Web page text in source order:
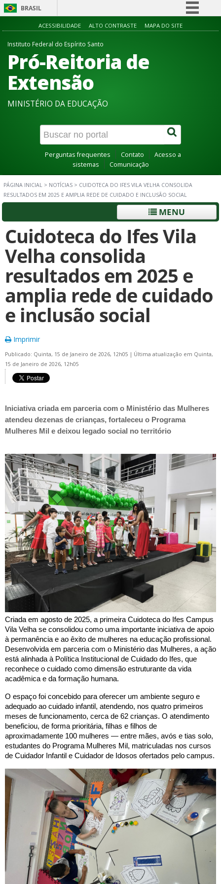
BRASIL
Simplifique!
Acesso à informação
ACESSIBILIDADE ALTO CONTRASTE MAPA DO SITE
Instituto Federal do Espírito Santo
Pró-Reitoria de
Extensão
MINISTÉRIO DA EDUCAÇÃO
Perguntas frequentes Contato
Acesso a
sistemas
Comunicação
PÁGINA INICIAL > NOTÍCIAS > CUIDOTECA DO IFES VILA VELHA CONSOLIDA
RESULTADOS EM 2025 E AMPLIA REDE DE CUIDADO E INCLUSÃO SOCIAL
MENU
Cuidoteca do Ifes Vila
Velha consolida
resultados em 2025 e
amplia rede de cuidado
e inclusão social
Imprimir
Publicado: Quinta, 15 de Janeiro de 2026, 12h05 | Última atualização em Quinta,
15 de Janeiro de 2026, 12h05
Iniciativa criada em parceria com o Ministério das Mulheres
atendeu dezenas de crianças, fortaleceu o Programa
Mulheres Mil e deixou legado social no território
Criada em agosto de 2025, a primeira Cuidoteca do Ifes Campus
Vila Velha se consolidou como uma importante iniciativa de apoio
à permanência e ao êxito de mulheres na educação profissional.
Desenvolvida em parceria com o Ministério das Mulheres, a ação
está alinhada à Política Institucional de Cuidado do Ifes, que
reconhece o cuidado como dimensão estruturante da vida
acadêmica e da formação humana.
O espaço foi concebido para oferecer um ambiente seguro e
adequado ao cuidado infantil, atendendo, nos quatro primeiros
meses de funcionamento, cerca de 62 crianças. O atendimento
beneficiou, de forma prioritária, filhas e filhos de
aproximadamente 100 mulheres — entre mães, avós e tias solo,
estudantes do Programa Mulheres Mil, matriculadas nos cursos
de Cuidador Infantil e Cuidador de Idosos ofertados pelo campus.